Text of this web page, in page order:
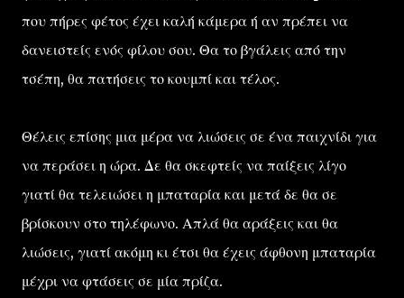
που πήρες φέτος έχει καλή κάμερα ή αν πρέπει να
δανειστείς ενός φίλου σου. Θα το βγάλεις από την
τσέπη, θα πατήσεις το κουμπί και τέλος.
Θέλεις επίσης μια μέρα να λιώσεις σε ένα παιχνίδι για
να περάσει η ώρα. Δε θα σκεφτείς να παίξεις λίγο
γιατί θα τελειώσει η μπαταρία και μετά δε θα σε
βρίσκουν στο τηλέφωνο. Απλά θα αράξεις και θα
λιώσεις, γιατί ακόμη κι έτσι θα έχεις άφθονη μπαταρία
μέχρι να φτάσεις σε μία πρίζα.